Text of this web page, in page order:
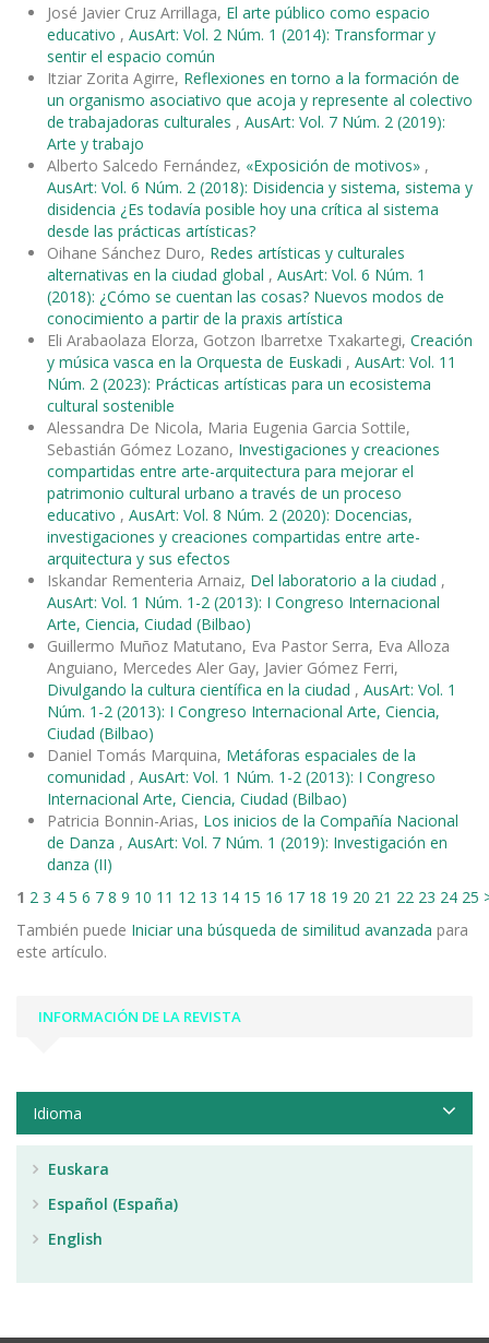
José Javier Cruz Arrillaga, El arte público como espacio
educativo , AusArt: Vol. 2 Núm. 1 (2014): Transformar y
sentir el espacio común
Itziar Zorita Agirre, Reflexiones en torno a la formación de
un organismo asociativo que acoja y represente al colectivo
de trabajadoras culturales , AusArt: Vol. 7 Núm. 2 (2019):
Arte y trabajo
Alberto Salcedo Fernández, «Exposición de motivos» ,
AusArt: Vol. 6 Núm. 2 (2018): Disidencia y sistema, sistema y
disidencia ¿Es todavía posible hoy una crítica al sistema
desde las prácticas artísticas?
Oihane Sánchez Duro, Redes artísticas y culturales
alternativas en la ciudad global , AusArt: Vol. 6 Núm. 1
(2018): ¿Cómo se cuentan las cosas? Nuevos modos de
conocimiento a partir de la praxis artística
Eli Arabaolaza Elorza, Gotzon Ibarretxe Txakartegi, Creación
y música vasca en la Orquesta de Euskadi , AusArt: Vol. 11
Núm. 2 (2023): Prácticas artísticas para un ecosistema
cultural sostenible
Alessandra De Nicola, Maria Eugenia Garcia Sottile,
Sebastián Gómez Lozano, Investigaciones y creaciones
compartidas entre arte-arquitectura para mejorar el
patrimonio cultural urbano a través de un proceso
educativo , AusArt: Vol. 8 Núm. 2 (2020): Docencias,
investigaciones y creaciones compartidas entre arte-
arquitectura y sus efectos
Iskandar Rementeria Arnaiz, Del laboratorio a la ciudad ,
AusArt: Vol. 1 Núm. 1-2 (2013): I Congreso Internacional
Arte, Ciencia, Ciudad (Bilbao)
Guillermo Muñoz Matutano, Eva Pastor Serra, Eva Alloza
Anguiano, Mercedes Aler Gay, Javier Gómez Ferri,
Divulgando la cultura científica en la ciudad , AusArt: Vol. 1
Núm. 1-2 (2013): I Congreso Internacional Arte, Ciencia,
Ciudad (Bilbao)
Daniel Tomás Marquina, Metáforas espaciales de la
comunidad , AusArt: Vol. 1 Núm. 1-2 (2013): I Congreso
Internacional Arte, Ciencia, Ciudad (Bilbao)
Patricia Bonnin-Arias, Los inicios de la Compañía Nacional
de Danza , AusArt: Vol. 7 Núm. 1 (2019): Investigación en
danza (II)
1 2 3 4 5 6 7 8 9 10 11 12 13 14 15 16 17 18 19 20 21 22 23 24 25
También puede Iniciar una búsqueda de similitud avanzada para
este artículo.
INFORMACIÓN DE LA REVISTA
Idioma
Euskara
Español (España)
English